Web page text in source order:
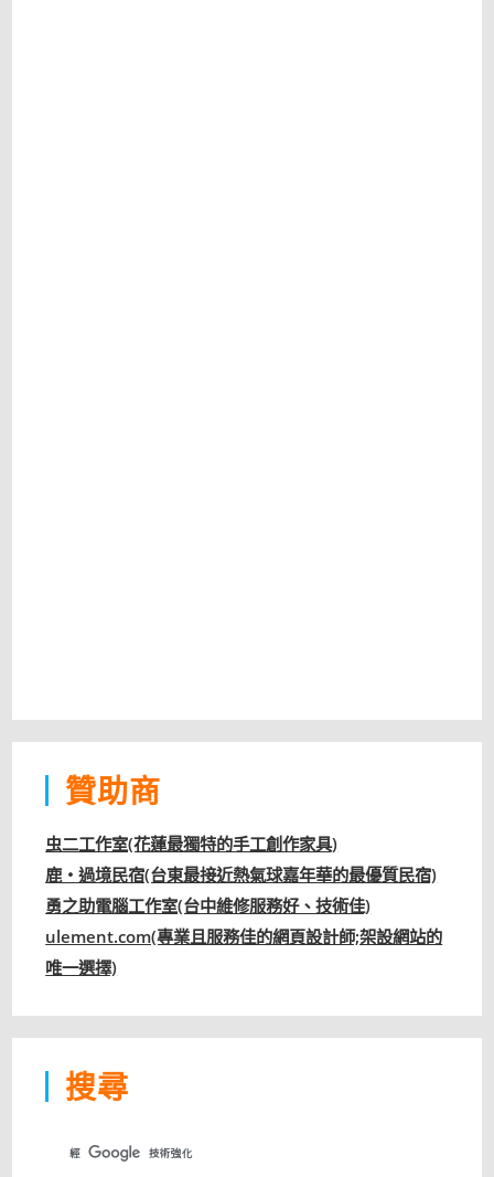
贊助商
虫二工作室(花蓮最獨特的手工創作家具)
鹿‧過境民宿(台東最接近熱氣球嘉年華的最優質民宿)
勇之助電腦工作室(台中維修服務好、技術佳)
ulement.com(專業且服務佳的網頁設計師;架設網站的
唯一選擇)
搜尋